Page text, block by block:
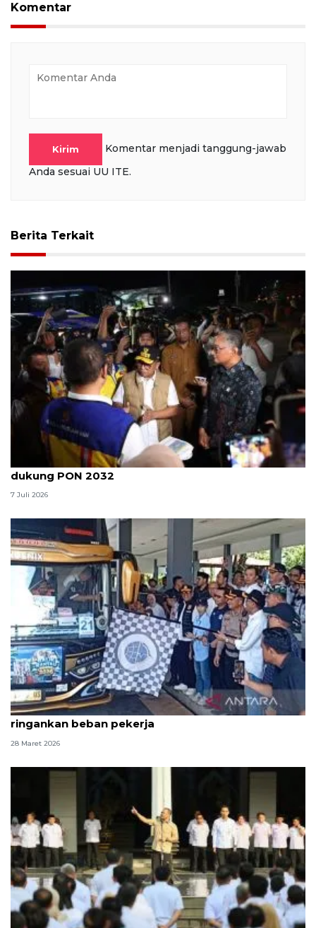
Komentar
Kirim
Komentar menjadi tanggung-jawab
Anda sesuai UU ITE.
Berita Terkait
Gubernur Banten usulkan pelebaran akses stadion
dukung PON 2032
7 Juli 2026
Gubernur Jateng: Program Balik Rantau Gratis
ringankan beban pekerja
28 Maret 2026